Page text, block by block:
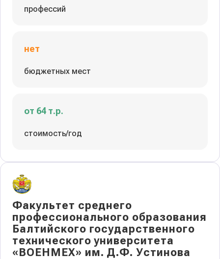
профессий
нет
бюджетных мест
от 64 т.р.
стоимость/год
Факультет среднего
профессионального образования
Балтийского государственного
технического университета
«ВОЕНМЕХ» им. Д.Ф. Устинова